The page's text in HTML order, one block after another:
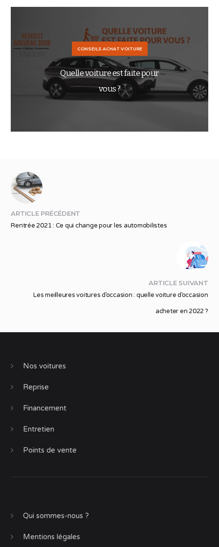
CONSEILS ACHAT VOITURE
Quelle voiture est faite pour
vous ?
ARTICLE PRÉCÉDENT
Rentrée 2021 : Ce qui change pour les automobilistes
ARTICLE SUIVANT
Les meilleures voitures d’occasion : quelle voiture d’occasion
acheter en 2022 ?
Nos voitures
Reprise
Financement
Entretien
Points de vente
Qui sommes-nous ?
Mentions légales